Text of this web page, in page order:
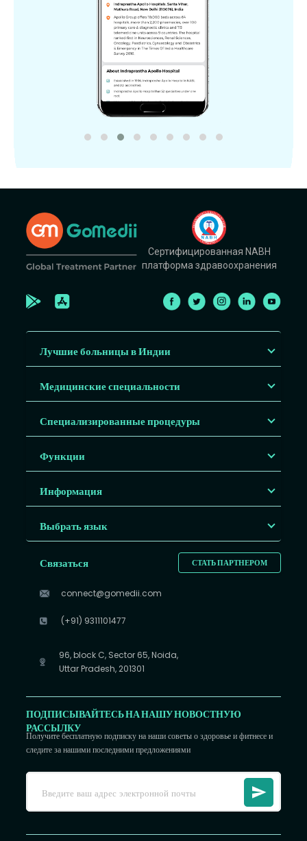
Сертифицированная NABH
платформа здравоохранения
Лучшие больницы в Индии
Медицинские специальности
Специализированные процедуры
Функции
Информация
Выбрать язык
СТАТЬ ПАРТНЕРОМ
Связаться
connect@gomedii.com
(+91) 9311101477
96, block C, Sector 65, Noida,
Uttar Pradesh, 201301
ПОДПИСЫВАЙТЕСЬ НА НАШУ НОВОСТНУЮ
РАССЫЛКУ
Получите бесплатную подписку на наши советы о здоровье и фитнесе и
следите за нашими последними предложениями